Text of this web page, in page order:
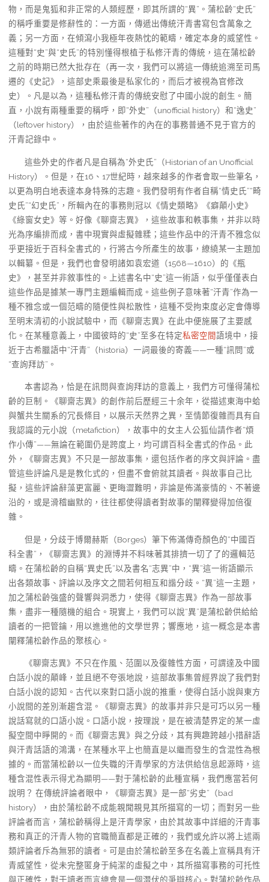
物，而是鬼狐和非正常的人類經歷，即其所謂的“異”。蒲松齡“史氏”
的稱呼重要是修辭性的：一方面，傳遞出傳統汗青書寫包含萬象之
義；另一方面，在傾瀉小我極年夜熱忱的範疇，確定本身的威望性。
這種對“史”與“史氏”的特別懂得根植于私修汗青的傳統，這在蒲松齡
之前的時期已然大批存在（再一次，我們可以將這一傳統追溯至司馬
遷的《史記》，這部史乘最後是私家化的，而后才被視為官修改
史）。凡是以為，這種私修汗青的傳統安慰了中國小說的創生。簡
直，小說有兩種重要的稱呼，即“外史”（unofficial history）和“逸史”
（leftover history），由於這些著作的內在的事務普通不見于官方的
汗青記錄中。
這些外史的作者凡是自稱為“外史氏”（Historian of an Unofficial
History）。但是，在16、17世紀時，越來越多的作者會取一些筆名，
以更為明白地表達本身特殊的志趣。我們發明有作者自稱“情史氏”“畸
史氏”“幻史氏”，所輯內在的事務則冠以《情史類略》《癖顛小史》
《綠窗女史》等。好像《聊齋志異》，這些故事和軼事集，并非以時
光為序編排而成，書中現實與虛擬雜糅；這些作品中的汗青不雅念似
乎更接近于百科全書式的，行將古今所產生的故事，繚繞某一主題加
以輯纂。但是，我們也會發明諸如袁宏道（1568—1610）的《瓶
史》，甚至并非敘事性的。上述書名中“史”這一術語，似乎僅僅表白
這些作品是據某一專門主題編輯而成。這些例子意味著“汗青”作為一
種不雅念或一個范疇的隨便性與松散性，這種不受拘束度必定會傳導
至明末清初的小說試驗中，而《聊齋志異》在此中便施展了主要感
化。在某種意義上，中國彼時的“史”至多在特定私密空間語境中，接
近于古希臘語中“汗青”（historia）一詞最後的寄義——一種“訊問”或
“查詢拜訪”。
本書認為，恰是在訊問與查詢拜訪的意義上，我們方可懂得蒲松
齡的巨制。《聊齋志異》的創作前后歷經三十余年，從描述東海中蛤
與蟹共生關系的冗長條目，以展示天然界之異，至情節復雜而具有自
我認識的元小說（metafiction），故事中的女主人公狐仙請作者“煩
作小傳”——無論在範圍仍是跨度上，均可謂百科全書式的作品。此
外，《聊齋志異》不只是一部故事集，還包括作者的序文與評論。盡
管這些評論凡是是教化式的，但盡不會俯就其讀者。與故事自己比
擬，這些評論辭藻更富麗、更晦澀難明，非論是佈滿豪情的、不著邊
沿的，或是滑稽幽默的，往往都使得讀者對故事的闡釋變得加倍復
雜。
但是，分歧于博爾赫斯（Borges）筆下佈滿傳奇顏色的“中國百
科全書”，《聊齋志異》的淵博并不料味著其排擠一切了了的邏輯范
疇。在蒲松齡的自稱“異史氏”以及書名“志異”中，“異”這一術語顯示
出各類故事、評論以及序文之間若何相互和諧分歧。“異”這一主題，
加之蒲松齡強盛的聲響與洞悉力，使得《聊齋志異》作為一部故事
集，盡非一種隨機的組合。現實上，我們可以說“異”是蒲松齡供給給
讀者的一把管鑰，用以進進他的文學世界；響應地，這一概念是本書
闡釋蒲松齡作品的聚核心。
《聊齋志異》不只在作風、范圍以及復雜性方面，可謂達及中國
白話小說的顛峰，並且絕不夸張地說，這部故事集曾經界說了我們對
白話小說的認知。古代以來對口語小說的推重，使得白話小說與東方
小說間的差別漸趨含混。《聊齋志異》的故事并非只是可巧以另一種
說話寫就的口語小說。口語小說，按理說，是在被清楚界定的某一虛
擬空間中睜開的。而《聊齋志異》與之分歧，其有興趣跨越小措辭語
與汗青話語的鴻溝，在某種水平上也簡直是以繼而發生的含混性為根
據的。而當蒲松齡以一位失職的汗青學家的方法供給信息起源時，這
種含混性表示得尤為顯明——對于蒲松齡的此種宣稱，我們應當若何
說明？ 在傳統評論者眼中，《聊齋志異》是一部“劣史”（bad
history），由於蒲松齡不成能親聞親見其所描寫的一切；而對另一些
評論者而言，蒲松齡稱得上是汗青學家，由於其故事中詳細的汗青事
務和真正的汗青人物的官職簡直都是正確的，我們或允許以將上述兩
類評論者斥為無邪的讀者。可是由於蒲松齡至多在名義上宣稱具有汗
青威望性，從未完整匿身于純潔的虛擬之中，其所描寫事務的可托性
與正確性，對于讀者而言總會是一個潛伏的爭辯核心。對蒲松齡作品